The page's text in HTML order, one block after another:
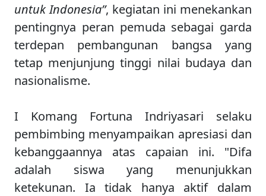
untuk Indonesia”, kegiatan ini menekankan
pentingnya peran pemuda sebagai garda
terdepan pembangunan bangsa yang
tetap menjunjung tinggi nilai budaya dan
nasionalisme.
I Komang Fortuna Indriyasari selaku
pembimbing menyampaikan apresiasi dan
kebanggaannya atas capaian ini. "Difa
adalah siswa yang menunjukkan
ketekunan. Ia tidak hanya aktif dalam